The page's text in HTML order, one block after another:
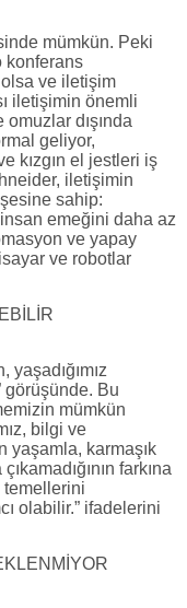
mümkün. Peki
konferans
olsa ve iletişim
iletişimin önemli
dışında
geliyor,
kızgın el jestleri iş
iletişimin
sahip:
emeğini daha az
ve yapay
ve robotlar
görüşünde. Bu
mümkün
bilgi ve
yaşamla, karmaşık
farkına
temellerini
olabilir.” ifadelerini